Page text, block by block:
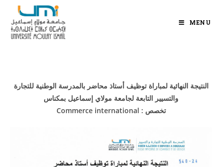
MENU
النتيجة النهائية لمباراة توظيف أستاذ محاضر بالمدرسة الوطنية للتجارة
والتسيير التابعة لجامعة مولاي إسماعيل بمكناس
Commerce international : تخصص